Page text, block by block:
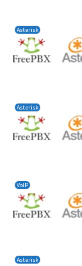
Asterisk
Asterisk
VoIP
Asterisk